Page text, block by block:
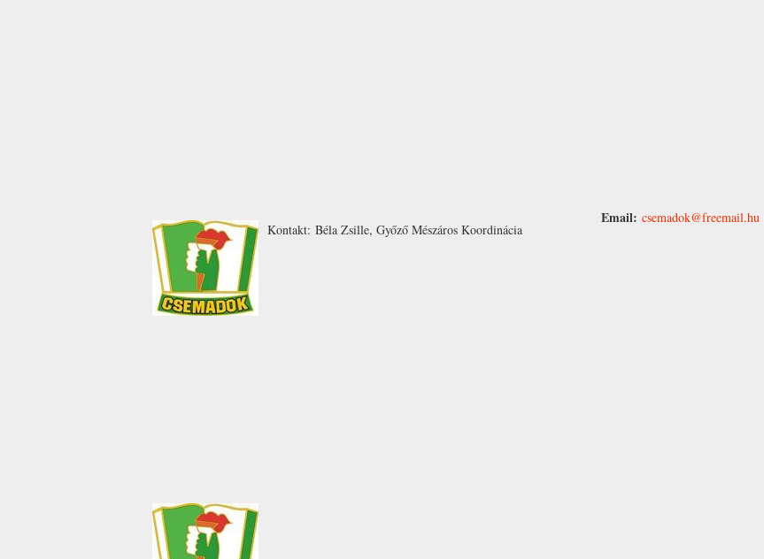
Kontakt: Béla Zsille, Győző Mészáros Koordinácia
Email: csemadok@freemail.hu